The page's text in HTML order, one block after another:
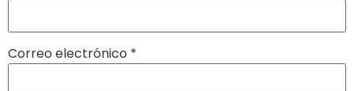
Correo electrónico *